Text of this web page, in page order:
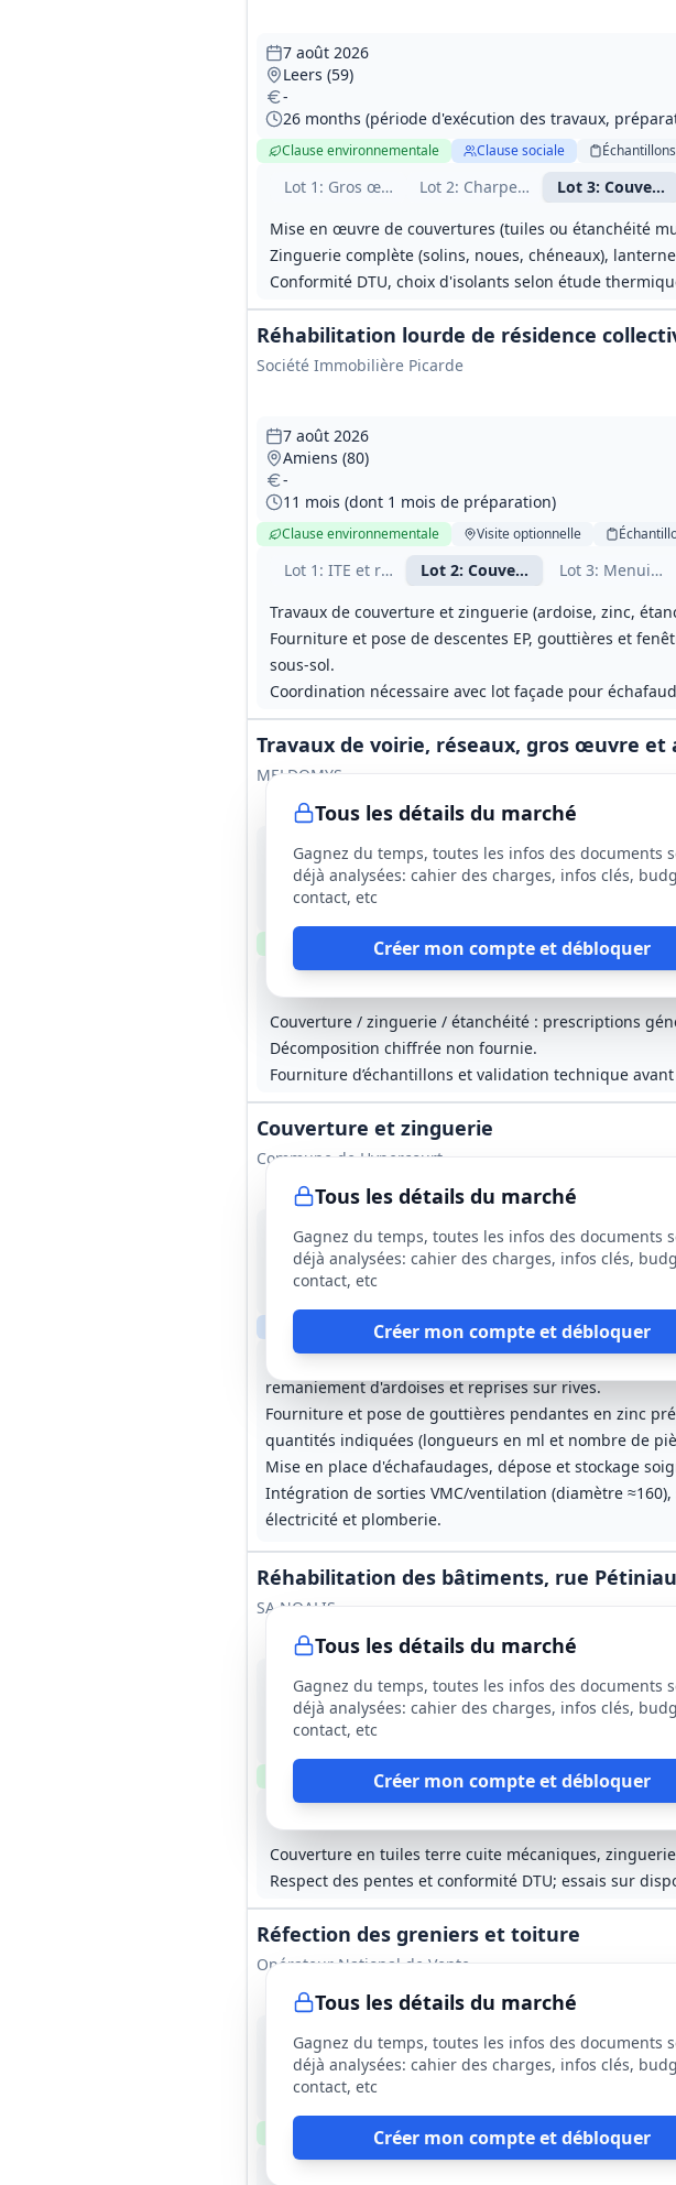
Lot 1 : Gros œuvre Lot 2: Charpente bois
Lot 3:
Mise en œuvre de couvertures (tuiles ou étanchéité
Zinguerie complète (solins, noues, chéneaux),
Conformité DTU, choix d'isolants selon étude
7 août 2026
Leers (59)
-
26 months (période d'exécution des travaux,
Clause environnementale Clause sociale Échantillons
Réhabilitation lourde de résidence
Société Immobilière Picarde
Lot 1 : ITE et ravalement
Lot 2: Couverture et bardage
Lot 3:
Travaux de couverture et zinguerie (ardoise, zinc,
Fourniture et pose de descentes EP, gouttières et
sous‑sol.
Coordination nécessaire avec lot façade pour
7 août 2026
Amiens (80)
-
11 mois (dont 1 mois de préparation)
Clause environnementale Visiteoptionnelle
Tous les détails du marché
Gagnez du temps, toutes les infos des documents
déjà analysées: cahier des charges, infos clés,
contact, etc
Créer mon compte et débloquer
Travaux de voirie, réseaux, gros œuvre
MELDOMYS
Couverture / zinguerie / étanchéité : prescriptions
Décomposition chiffrée non fournie.
Fourniture d’échantillons et validation technique
7 août 2026
La Chapelle Rousselin (49)
17 mois (version règlementaire) / 16 mois
Clause environnementale Clause sociale Visiterequise
Tous les détails du marché
Gagnez du temps, toutes les infos des documents
déjà analysées: cahier des charges, infos clés,
contact, etc
Créer mon compte et débloquer
Couverture et zinguerie
Commune de Hypercourt
Rénovation de la couverture ardoise et
remaniement d'ardoises et reprises sur rives.
Fourniture et pose de gouttières pendantes en zinc
quantités indiquées (longueurs en ml et nombre de
Mise en place d'échafaudages, dépose et stockage
Intégration de sorties VMC/ventilation (diamètre
électricité et plomberie.
10 août 2026
Hypercourt (80)
7 mois (préparation de chantier incluse, hors période
Visiterequise
Tous les détails du marché
Gagnez du temps, toutes les infos des documents
déjà analysées: cahier des charges, infos clés,
contact, etc
Créer mon compte et débloquer
Réhabilitation des bâtiments, rue
SA NOALIS
Couverture en tuiles terre cuite mécaniques,
Respect des pentes et conformité DTU; essais sur
12 août 2026
Limoges (87)
12 mois (dont 1 mois de préparation); délai de
Clause environnementale Clause sociale Visite
Tous les détails du marché
Gagnez du temps, toutes les infos des documents
déjà analysées: cahier des charges, infos clés,
contact, etc
Créer mon compte et débloquer
Réfection des greniers et toiture
Opérateur National de Vente
Réfection complète de la couverture : mise en place
14 août 2026
Château-Thierry (02)
Durée liée à la garantie de parfait achèvement
Clause environnementale Visiterequise